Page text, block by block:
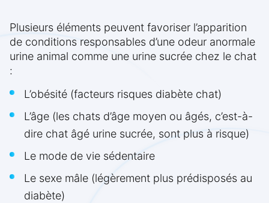
Plusieurs éléments peuvent favoriser l’apparition
de conditions responsables d’une odeur anormale
urine animal comme une urine sucrée chez le chat
:
L’obésité (facteurs risques diabète chat)
L’âge (les chats d’âge moyen ou âgés, c’est-à-
dire chat âgé urine sucrée, sont plus à risque)
Le mode de vie sédentaire
Le sexe mâle (légèrement plus prédisposés au
diabète)